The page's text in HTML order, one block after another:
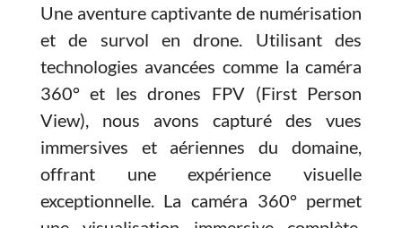
Une aventure captivante de numérisation
et de survol en drone. Utilisant des
technologies avancées comme la caméra
360° et les drones FPV (First Person
View), nous avons capturé des vues
immersives et aériennes du domaine,
offrant une expérience visuelle
exceptionnelle. La caméra 360° permet